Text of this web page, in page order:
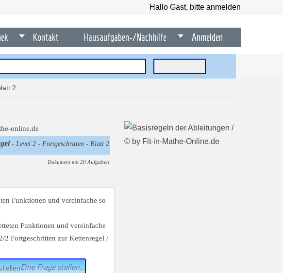
Hallo Gast, bitte anmelden
Kontakt Hausaufgaben-/Nachhilfe Anmelden
2
- Level 2 - Fortgeschritten - Blatt 2
Dokument mit 20 Aufgaben
Funktionen und vereinfache so
Eine Frage stellen...